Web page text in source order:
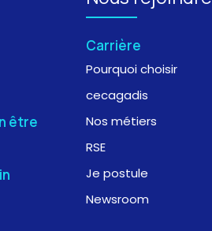
être
Carrière
Pourquoi choisir
cecagadis
Nos métiers
RSE
Je postule
Newsroom